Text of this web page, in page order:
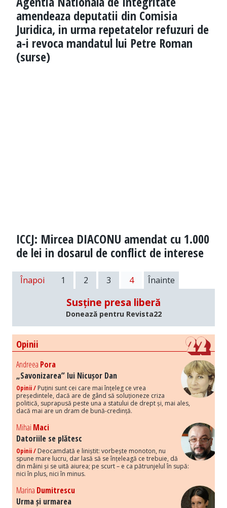
amendeaza deputatii din Comisia
Juridica, in urma repetatelor refuzuri de
a-i revoca mandatul lui Petre Roman
(surse)
ICCJ: Mircea DIACONU amendat cu 1.000
de lei in dosarul de conflict de interese
Înapoi 1 2 3 4 Înainte
Susține presa liberă
Donează pentru Revista22
Opinii
Andreea Pora
„Savonizarea” lui Nicușor Dan
Opinii / Puțini sunt cei care mai înțeleg ce vrea
președintele, dacă are de gând să soluționeze criza
politică, suprapusă peste una a statului de drept și, mai ales,
dacă mai are un dram de bună-credință.
Mihai Maci
Datoriile se plătesc
Opinii / Deocamdată e liniștit: vorbește monoton, nu
spune mare lucru, dar lasă să se înțeleagă ce trebuie, dă
din mâini și se uită aiurea; pe scurt – e ca pătrunjelul în supă:
nici în plus, nici în minus.
Marina Dumitrescu
Urma și urmarea